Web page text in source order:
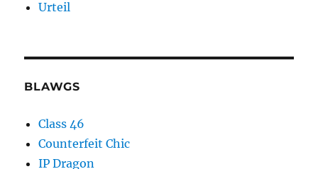
Urteil
BLAWGS
Class 46
Counterfeit Chic
IP Dragon